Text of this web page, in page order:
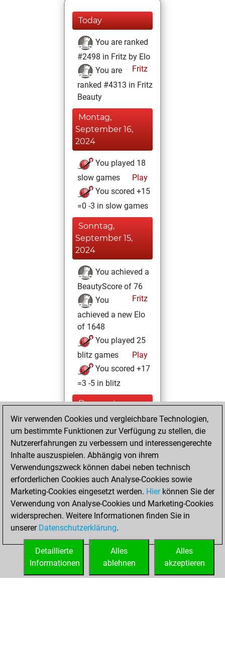
Today
You are ranked
#2498 in Fritz by Elo
Fritz
You are
ranked #4313 in Fritz
Beauty
Montag,
September 16,
2024
You played 18
slow games
Play
You scored +15
=0 -3 in slow games
Sonntag,
September 15,
2024
You achieved a
BeautyScore of 76
Fritz
You
achieved a new Elo
of 1648
You played 25
blitz games
Play
You scored +17
=3 -5 in blitz
Donnerstag,
September 12,
2024
against Fritz
Fritz
Mittwoch,
September 11,
2024
You created
your Fritz account
Wir verwenden Cookies und vergleichbare Technologien,
um bestimmte Funktionen zur Verfügung zu stellen, die
Nutzererfahrungen zu verbessern und interessengerechte
Inhalte auszuspielen. Abhängig von ihrem
Verwendungszweck können dabei neben technisch
erforderlichen Cookies auch Analyse-Cookies sowie
Marketing-Cookies eingesetzt werden. Hierkönnen Sie der
Verwendung von Analyse-Cookies und Marketing-Cookies
widersprechen. Weitere Informationen finden Sie in
unserer Datenschutzerklärung.
Alles
akzeptieren
Alles
ablehnen
Detaillierte
Informationen